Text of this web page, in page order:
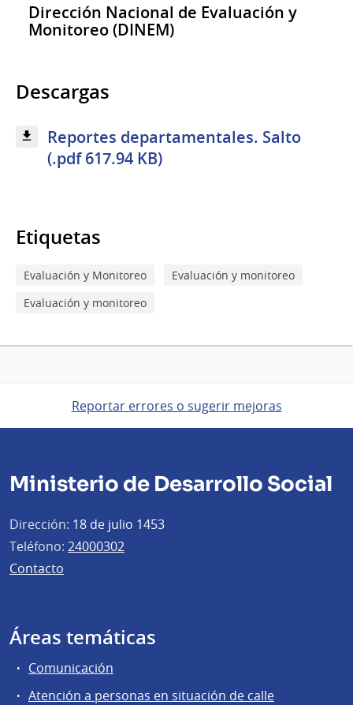
Dirección Nacional de Evaluación y
Monitoreo (DINEM)
Descargas
Reportes departamentales. Salto
(.pdf 617.94 KB)
Etiquetas
Evaluación y Monitoreo
Evaluación y monitoreo
Evaluación y monitoreo
Reportar errores o sugerir mejoras
Ministerio de Desarrollo Social
Dirección: 18 de julio 1453
Teléfono: 24000302
Contacto
Áreas temáticas
Comunicación
Atención a personas en situación de calle